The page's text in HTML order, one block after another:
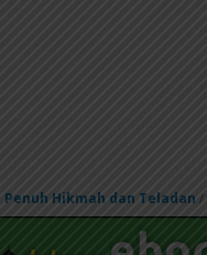
Penuh Hikmah dan Teladan /